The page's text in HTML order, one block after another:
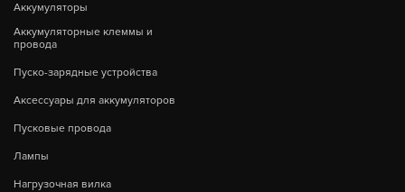
Аккумуляторы
Аккумуляторные клеммы и
провода
Пуско-зарядные устройства
Аксессуары для аккумуляторов
Пусковые провода
Лампы
Нагрузочная вилка